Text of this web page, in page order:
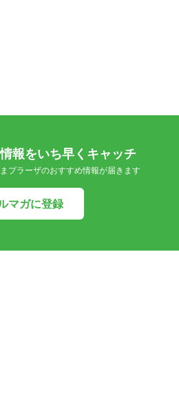
報をいち早くキャッチ
プラーザのおすすめ情報が届きます
マガに登録